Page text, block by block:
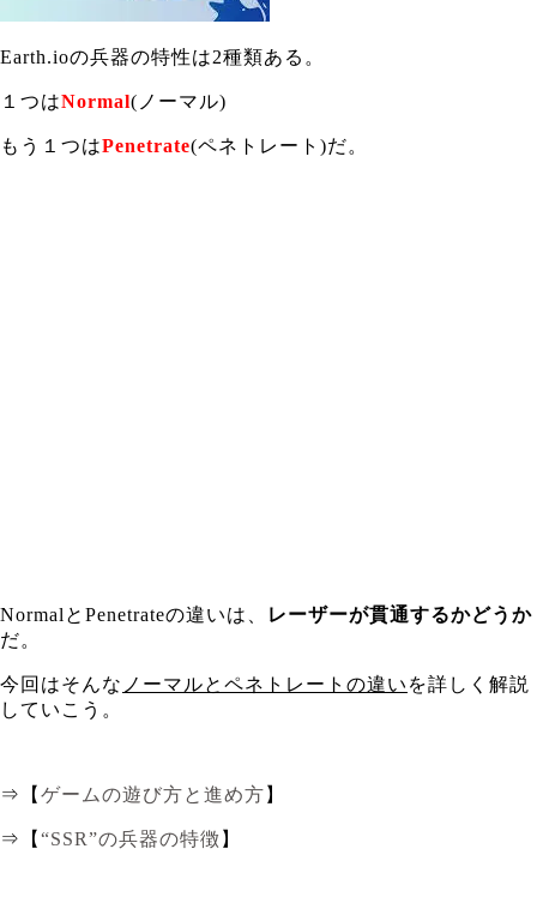
Earth.ioの兵器の特性は2種類ある。
１つはNormal(ノーマル)
もう１つはPenetrate(ペネトレート)だ。
NormalとPenetrateの違いは、
レーザーが貫通するかどうか
だ。
今回はそんな ノーマルとペネトレートの違い を詳しく解説
していこう。
⇒【 ゲームの遊び方と進め方 】
⇒【 “SSR”の兵器の特徴 】